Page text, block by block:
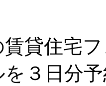
貸住宅
３日分